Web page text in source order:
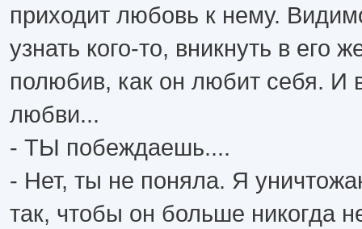
приходит любовь к нему.
узнать кого-то, вникнуть в его
полюбив, как он любит себя. И
любви...
- ТЫ побеждаешь....
- Нет, ты не поняла. Я
так, чтобы он больше никогда